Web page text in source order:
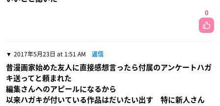
0
2017年5月23日 at 1:51 AM 返信
昔漫画家始めた友人に直接感想言ったら付属のアンケートハガ
キ送ってと頼まれた
編集さんへのアピールになるから
以来ハガキが付いている作品はだいたい出す 特に新人さん